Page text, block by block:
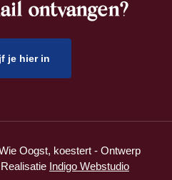
ontvangen?
je hier in
Oogst, koestert - Ontwerp
Indigo Webstudio